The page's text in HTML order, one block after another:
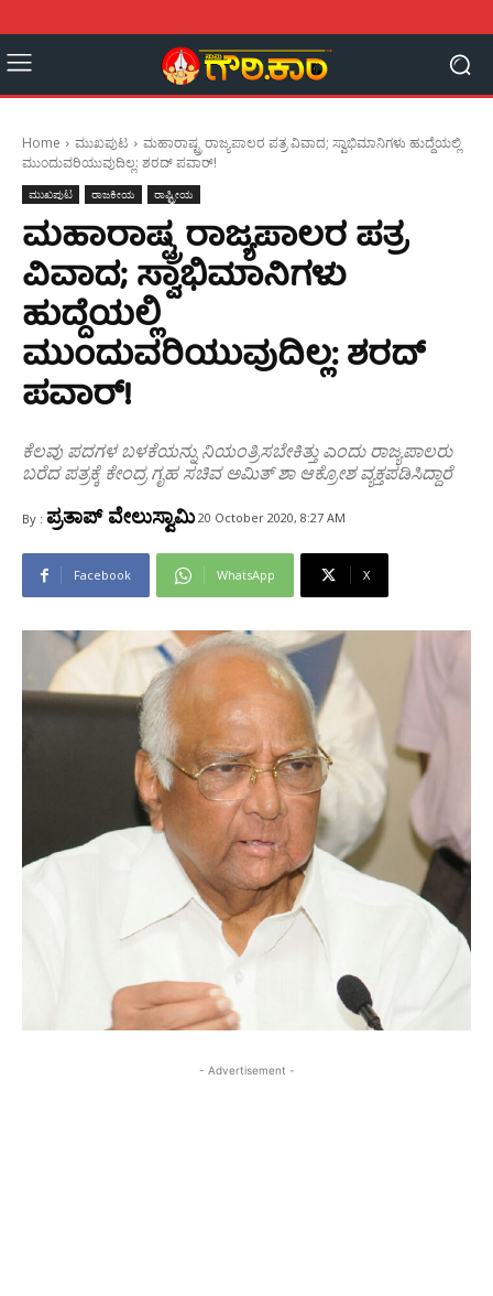
Home ಮುಖಪುಟ
ಮಹಾರಾಷ್ಟ್ರ ರಾಜ್ಯಪಾಲರ ಪತ್ರ ವಿವಾದ; ಸ್ವಾಭಿಮಾನಿಗಳು ಹುದ್ದೆಯಲ್ಲಿ
ಮುಂದುವರಿಯುವುದಿಲ್ಲ: ಶರದ್ ಪವಾರ್!
ಮುಖಪುಟ ರಾಜಕೀಯ ರಾಷ್ಟ್ರೀಯ
ಮಹಾರಾಷ್ಟ್ರ ರಾಜ್ಯಪಾಲರ ಪತ್ರ
ವಿವಾದ; ಸ್ವಾಭಿಮಾನಿಗಳು
ಹುದ್ದೆಯಲ್ಲಿ
ಮುಂದುವರಿಯುವುದಿಲ್ಲ: ಶರದ್
ಪವಾರ್!
ಕೆಲವು ಪದಗಳ ಬಳಕೆಯನ್ನು ನಿಯಂತ್ರಿಸಬೇಕಿತ್ತು ಎಂದು ರಾಜ್ಯಪಾಲರು
ಬರೆದ ಪತ್ರಕ್ಕೆ ಕೇಂದ್ರ ಗೃಹ ಸಚಿವ ಅಮಿತ್ ಶಾ ಆಕ್ರೋಶ ವ್ಯಕ್ತಪಡಿಸಿದ್ದಾರೆ
By : ಪ್ರತಾಪ್‌ ವೇಲುಸ್ವಾಮಿ 20 October 2020, 8:27 AM
Facebook WhatsApp X
- Advertisement -